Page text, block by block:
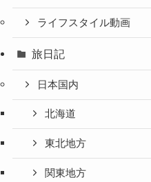
ライフスタイル動画
旅日記
日本国内
北海道
東北地方
関東地方